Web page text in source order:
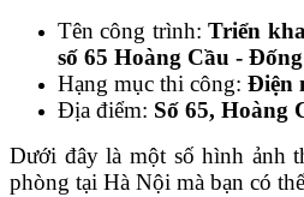
Tên công trình:Triển
số 65 Hoàng Cầu -
Hạng mục thi công: Điện
Địa điểm: Số 65, Hoàng
Dưới đây là một số hình ảnh
phòng tại Hà Nội mà bạn có